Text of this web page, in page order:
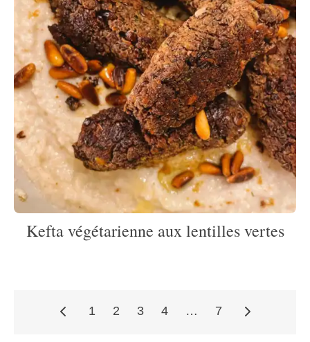
Kefta végétarienne aux lentilles vertes
Pagination
1 2 3 4 … 7